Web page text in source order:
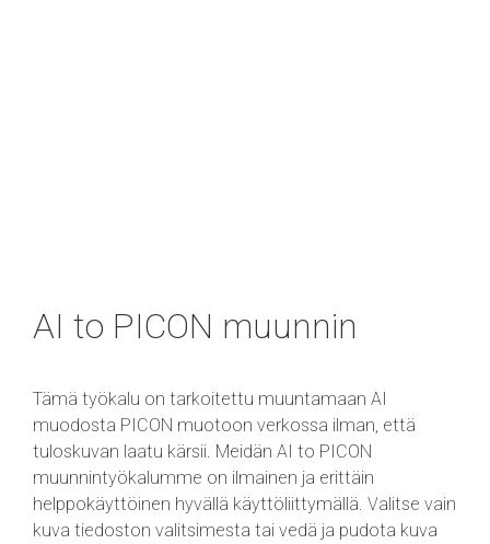
AI to PICON muunnin
Tämä työkalu on tarkoitettu muuntamaan AI
muodosta PICON muotoon verkossa ilman, että
tuloskuvan laatu kärsii. Meidän AI to PICON
muunnintyökalumme on ilmainen ja erittäin
helppokäyttöinen hyvällä käyttöliittymällä. Valitse vain
kuva tiedoston valitsimesta tai vedä ja pudota kuva